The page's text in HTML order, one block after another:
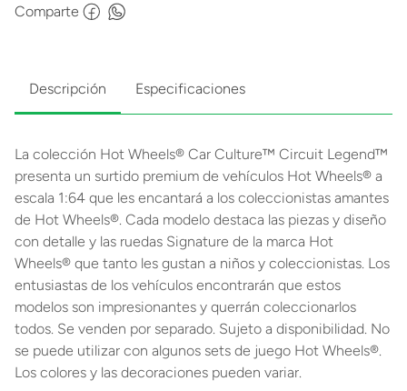
Comparte
Descripción Especificaciones
La colección Hot Wheels® Car Culture™ Circuit Legend™
presenta un surtido premium de vehículos Hot Wheels® a
escala 1:64 que les encantará a los coleccionistas amantes
de Hot Wheels®. Cada modelo destaca las piezas y diseño
con detalle y las ruedas Signature de la marca Hot
Wheels® que tanto les gustan a niños y coleccionistas. Los
entusiastas de los vehículos encontrarán que estos
modelos son impresionantes y querrán coleccionarlos
todos. Se venden por separado. Sujeto a disponibilidad. No
se puede utilizar con algunos sets de juego Hot Wheels®.
Los colores y las decoraciones pueden variar.